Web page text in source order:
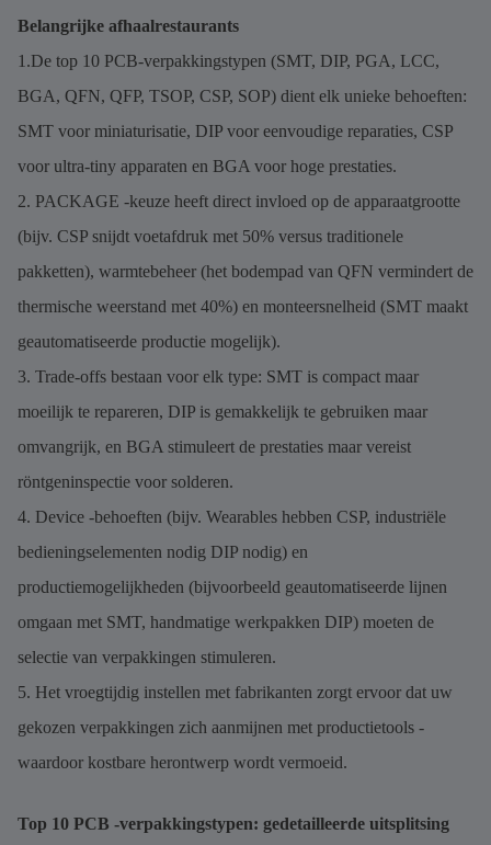
Belangrijke afhaalrestaurants
1.De top 10 PCB-verpakkingstypen (SMT, DIP, PGA, LCC,
BGA, QFN, QFP, TSOP, CSP, SOP) dient elk unieke behoeften:
SMT voor miniaturisatie, DIP voor eenvoudige reparaties, CSP
voor ultra-tiny apparaten en BGA voor hoge prestaties.
2. PACKAGE -keuze heeft direct invloed op de apparaatgrootte
(bijv. CSP snijdt voetafdruk met 50% versus traditionele
pakketten), warmtebeheer (het bodempad van QFN vermindert de
thermische weerstand met 40%) en monteersnelheid (SMT maakt
geautomatiseerde productie mogelijk).
3. Trade-offs bestaan ​​voor elk type: SMT is compact maar
moeilijk te repareren, DIP is gemakkelijk te gebruiken maar
omvangrijk, en BGA stimuleert de prestaties maar vereist
röntgeninspectie voor solderen.
4. Device -behoeften (bijv. Wearables hebben CSP, industriële
bedieningselementen nodig DIP nodig) en
productiemogelijkheden (bijvoorbeeld geautomatiseerde lijnen
omgaan met SMT, handmatige werkpakken DIP) moeten de
selectie van verpakkingen stimuleren.
5. Het vroegtijdig instellen met fabrikanten zorgt ervoor dat uw
gekozen verpakkingen zich aanmijnen met productietools -
waardoor kostbare herontwerp wordt vermoeid.
Top 10 PCB -verpakkingstypen: gedetailleerde uitsplitsing